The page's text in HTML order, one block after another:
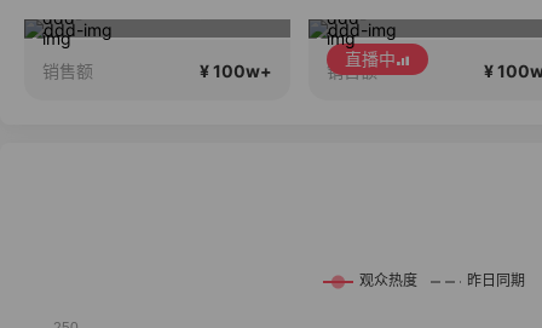
销售额 ¥ 100w+
直播中
销售额 ¥